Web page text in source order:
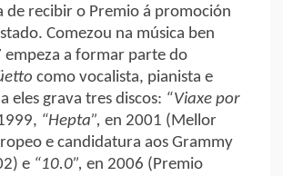
de recibir o Premio á promoción
Comezou na música ben
empeza a formar parte do
como vocalista, pianista e
eles grava tres discos: “Viaxe por
“Hepta”, en 2001 (Mellor
e candidatura aos Grammy
e “10.0”, en 2006 (Premio